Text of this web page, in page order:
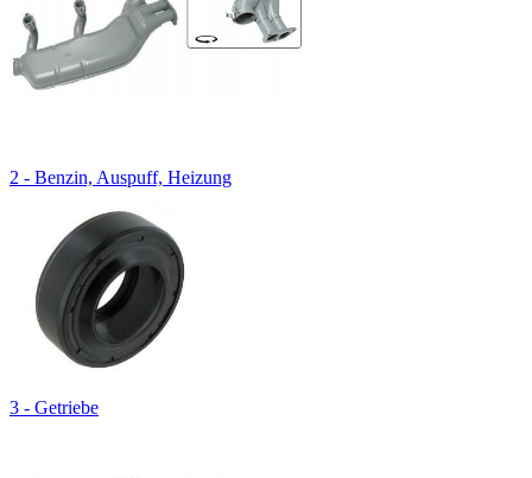
2 - Benzin, Auspuff, Heizung
3 - Getriebe